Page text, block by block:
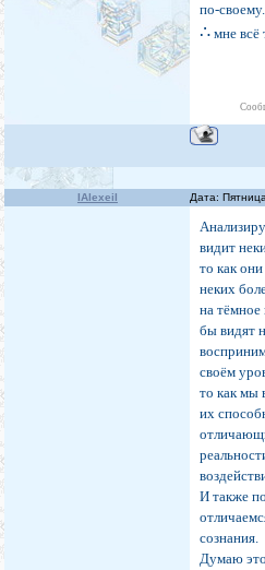
простыми
Из
было
уйдем от
А я
сейчас
уровнях
собой
Вот
жизнями.
только
с собой
смотрят
по-своему.
∴ мне всё
IAlexeiI Дата:
видит
то как
неких
на тёмное
бы видят
своём
то как мы
их
И также
сознания.
Думаю это